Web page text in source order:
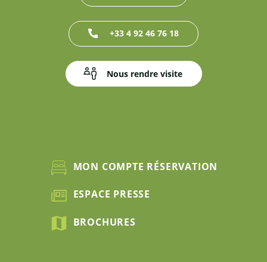
+33 4 92 46 76 18
Nous rendre visite
MON COMPTE RÉSERVATION
ESPACE PRESSE
BROCHURES